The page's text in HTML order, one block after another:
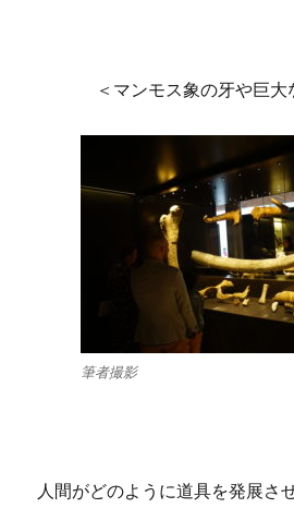
＜マンモス象の牙や巨大
筆者撮影
人間がどのように道具を発展さ